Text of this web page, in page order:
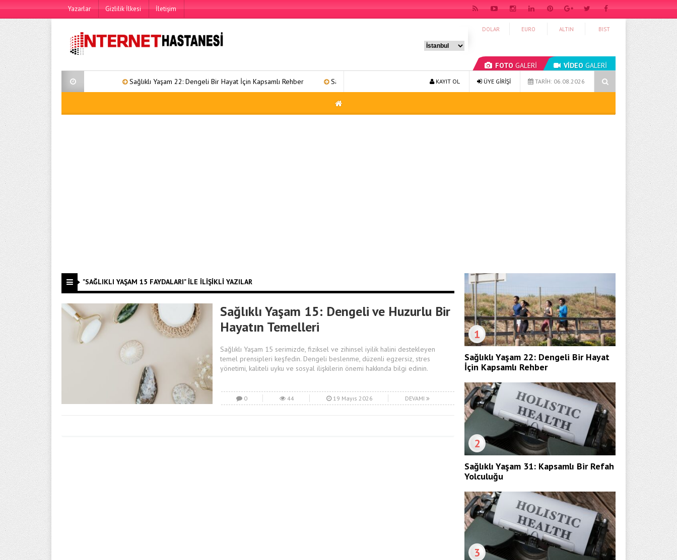
Yazarlar Gizlilik İlkesi İletişim
FOTO GALERİ VİDEO GALERİ
DOLAR EURO ALTIN BIST
Sağlıklı Yaşam 22: Dengeli Bir Hayat İçin Kapsamlı Rehber Sağlıklı Yaşam 31: Kapsamlı Bir Refah Yolculuğu Sağlıklı Yaşam 49: Bütünsel Yaklaşım ve Sürdürülebilir Alışkanlıklar
TARİH: 06.08.2026
ÜYE GİRİŞİ
KAYIT OL
"SAĞLIKLI YAŞAM 15 FAYDALARI" ILE İLIŞIKLI YAZILAR
Sağlıklı Yaşam 15: Dengeli ve Huzurlu Bir
Hayatın Temelleri
Sağlıklı Yaşam 15 serimizde, fiziksel ve zihinsel iyilik halini destekleyen
temel prensipleri keşfedin. Dengeli beslenme, düzenli egzersiz, stres
yönetimi, kaliteli uyku ve sosyal ilişkilerin önemi hakkında bilgi edinin.
0 44 19 Mayıs 2026 DEVAMI
1
Sağlıklı Yaşam 22: Dengeli Bir Hayat
İçin Kapsamlı Rehber
2
Sağlıklı Yaşam 31: Kapsamlı Bir Refah
Yolculuğu
3